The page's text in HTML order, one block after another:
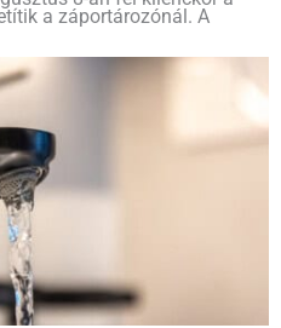
a záportározónál. A